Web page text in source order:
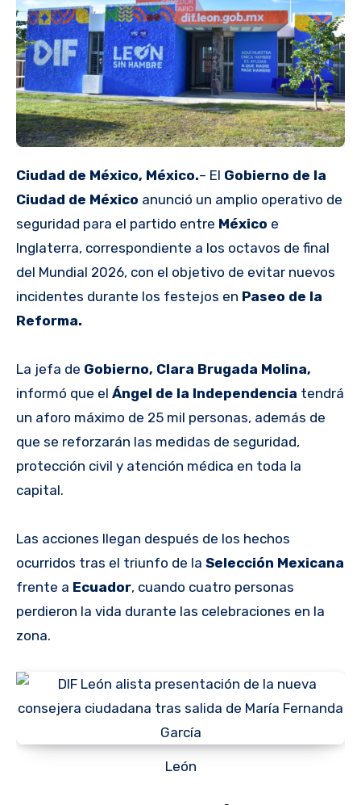
Ciudad de México, México.– El Gobierno de la
Ciudad de México anunció un amplio operativo de
seguridad para el partido entre México e
Inglaterra, correspondiente a los octavos de final
del Mundial 2026, con el objetivo de evitar nuevos
incidentes durante los festejos en Paseo de la
Reforma.
La jefa de Gobierno, Clara Brugada Molina,
informó que el Ángel de la Independencia tendrá
un aforo máximo de 25 mil personas, además de
que se reforzarán las medidas de seguridad,
protección civil y atención médica en toda la
capital.
Las acciones llegan después de los hechos
ocurridos tras el triunfo de la Selección Mexicana
frente a Ecuador, cuando cuatro personas
perdieron la vida durante las celebraciones en la
zona.
León